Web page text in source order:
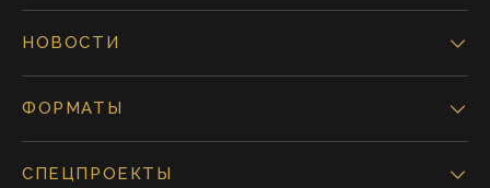
НОВОСТИ
ФОРМАТЫ
СПЕЦПРОЕКТЫ